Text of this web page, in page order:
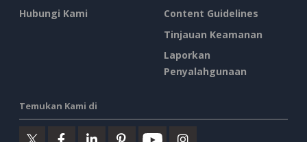
Hubungi Kami
Content Guidelines
Tinjauan Keamanan
Laporkan
Penyalahgunaan
Temukan Kami di